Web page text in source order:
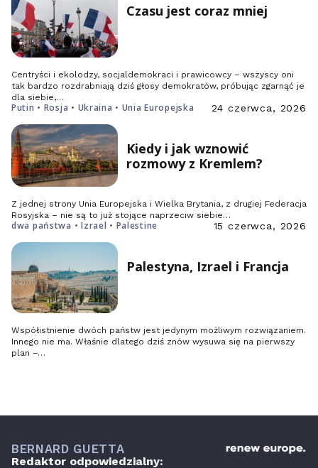
Czasu jest coraz mniej
Centryści i ekolodzy, socjaldemokraci i prawicowcy – wszyscy oni
tak bardzo rozdrabniają dziś głosy demokratów, próbując zgarnąć je
dla siebie,…
Putin • Rosja • Ukraina • Unia Europejska 24 czerwca, 2026
Kiedy i jak wznowić
rozmowy z Kremlem?
Z jednej strony Unia Europejska i Wielka Brytania, z drugiej Federacja
Rosyjska – nie są to już stojące naprzeciw siebie…
dwa państwa • Izrael • Palestine 15 czerwca, 2026
Palestyna, Izrael i Francja
Współistnienie dwóch państw jest jedynym możliwym rozwiązaniem.
Innego nie ma. Właśnie dlatego dziś znów wysuwa się na pierwszy
plan –…
BERNARD GUETTA
Redaktor odpowiedzialny: